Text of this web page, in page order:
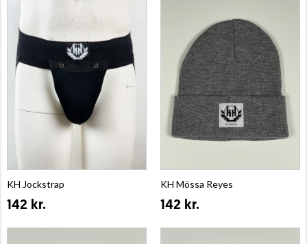
KH Jockstrap
142 kr.
KH Mössa Reyes
142 kr.